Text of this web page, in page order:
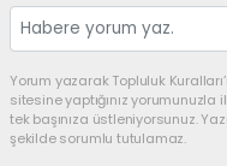
Yorum yazarak Topluluk
sitesine yaptığınız
tek başınıza üstleniyorsunuz.
şekilde sorumlu tutulamaz.